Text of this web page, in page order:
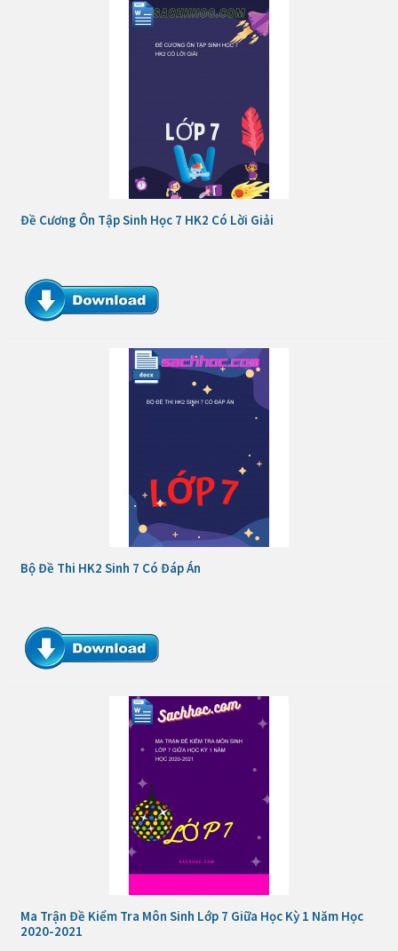
Đề Cương Ôn Tập Sinh Học 7 HK2 Có Lời Giải
Bộ Đề Thi HK2 Sinh 7 Có Đáp Án
Ma Trận Đề Kiểm Tra Môn Sinh Lớp 7 Giữa Học Kỳ 1 Năm Học
2020-2021